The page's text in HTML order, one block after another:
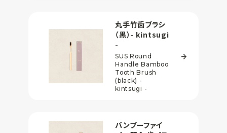
丸手竹歯ブラシ
（黒）- kintsugi
-
SUS Round
Handle Bamboo
Tooth Brush
(black) -
kintsugi -
バンブーファイ